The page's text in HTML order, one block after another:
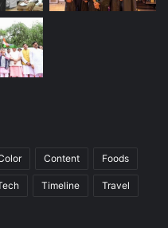
Content Foods
Timeline Travel